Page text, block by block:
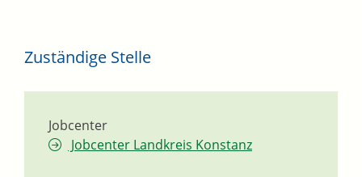
Zuständige Stelle
Jobcenter
Jobcenter Landkreis Konstanz